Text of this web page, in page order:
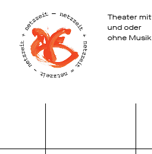
Theater mit
und oder
ohne Musik